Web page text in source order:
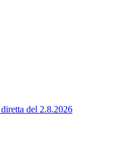
del 2.8.2026